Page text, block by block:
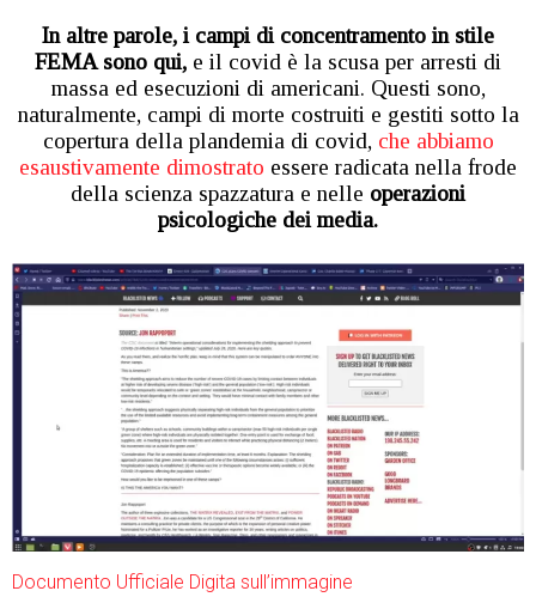
In altre parole, i campi di concentramento in stile
FEMA sono qui, e il covid è la scusa per arresti di
massa ed esecuzioni di americani. Questi sono,
naturalmente, campi di morte costruiti e gestiti sotto la
copertura della plandemia di covid, che abbiamo
esaustivamente dimostrato essere radicata nella frode
della scienza spazzatura e nelle operazioni
psicologiche dei media.
Documento Ufficiale Digita sull’immagine